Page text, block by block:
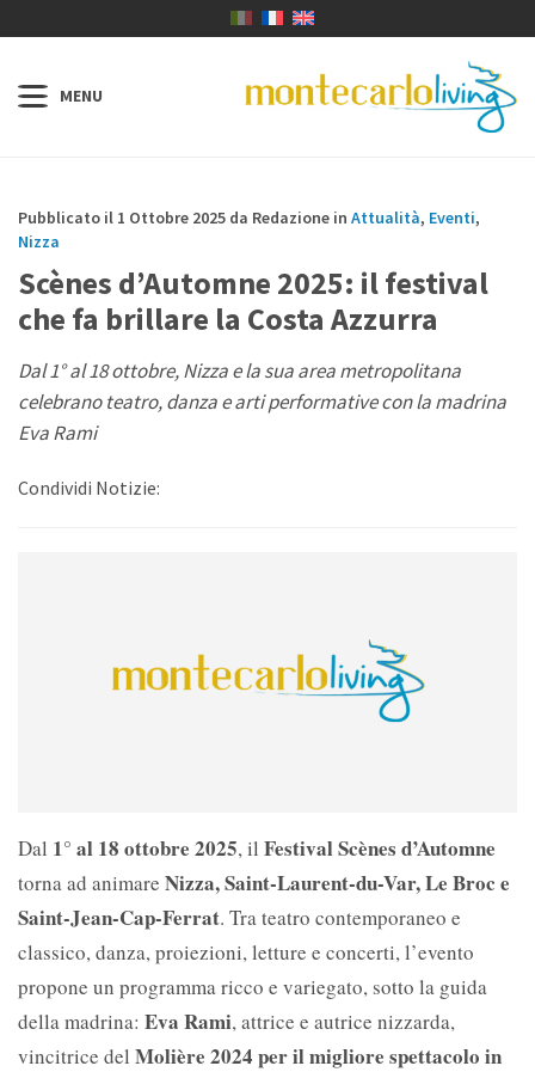
Pubblicato il 1 Ottobre 2025 da Redazione in Attualità, Eventi,
Nizza
Scènes d’Automne 2025: il festival
che fa brillare la Costa Azzurra
Dal 1° al 18 ottobre, Nizza e la sua area metropolitana
celebrano teatro, danza e arti performative con la madrina
Eva Rami
Condividi Notizie:
Dal 1° al 18 ottobre 2025, il Festival Scènes d’Automne
torna ad animare Nizza, Saint-Laurent-du-Var, Le Broc e
Saint-Jean-Cap-Ferrat. Tra teatro contemporaneo e
classico, danza, proiezioni, letture e concerti, l’evento
propone un programma ricco e variegato, sotto la guida
della madrina: Eva Rami, attrice e autrice nizzarda,
vincitrice del Molière 2024 per il migliore spettacolo in